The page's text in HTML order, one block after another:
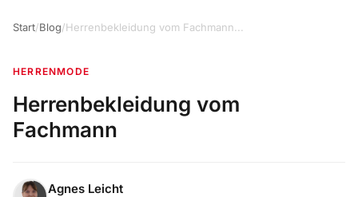
Start/Blog/Herrenbekleidung vom Fachmann...
HERRENMODE
Herrenbekleidung vom
Fachmann
Agnes Leicht